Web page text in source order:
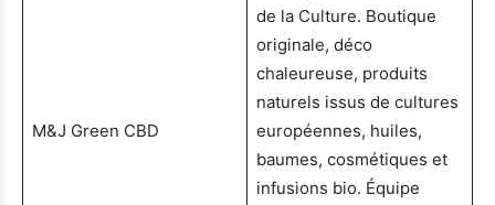
M&J Green CBD
de la Culture. Boutique
originale, déco
chaleureuse, produits
naturels issus de cultures
européennes, huiles,
baumes, cosmétiques et
infusions bio. Équipe